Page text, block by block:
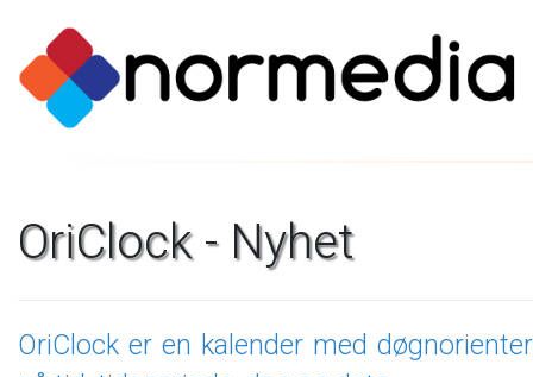
OriClock - Nyhet
OriClock er en kalender med